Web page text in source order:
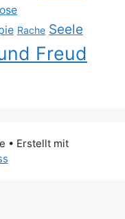
Rache Seele
Freud
• Erstellt mit